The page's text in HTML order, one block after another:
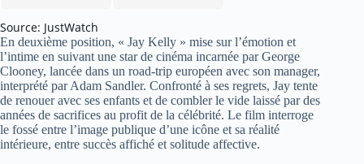
Source: JustWatch
En deuxième position, « Jay Kelly » mise sur l’émotion et
l’intime en suivant une star de cinéma incarnée par George
Clooney, lancée dans un road-trip européen avec son manager,
interprété par Adam Sandler. Confronté à ses regrets, Jay tente
de renouer avec ses enfants et de combler le vide laissé par des
années de sacrifices au profit de la célébrité. Le film interroge
le fossé entre l’image publique d’une icône et sa réalité
intérieure, entre succès affiché et solitude affective.